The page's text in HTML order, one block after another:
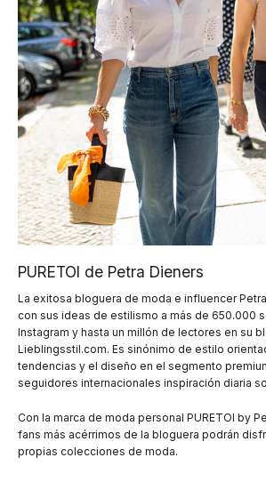
PURETOI de Petra Dieners
La exitosa bloguera de moda e influencer
con sus ideas de estilismo a más de 650.000
Instagram y hasta un millón de lectores en su
Lieblingsstil.com. Es sinónimo de estilo
tendencias y el diseño en el segmento
seguidores internacionales inspiración diaria
Con la marca de moda personal PURETOI by
fans más acérrimos de la bloguera podrán
propias colecciones de moda.